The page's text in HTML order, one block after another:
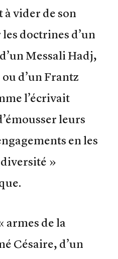
vider de son
doctrines d’un
Messali Hadj,
d’un Frantz
l’écrivait
leurs
en les
»
armes de la
Césaire, d’un